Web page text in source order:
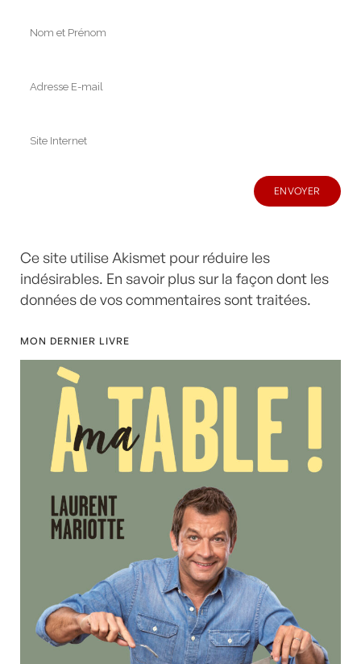
Ce site utilise Akismet pour réduire les
indésirables. En savoir plus sur la façon dont les
données de vos commentaires sont traitées.
MON DERNIER LIVRE